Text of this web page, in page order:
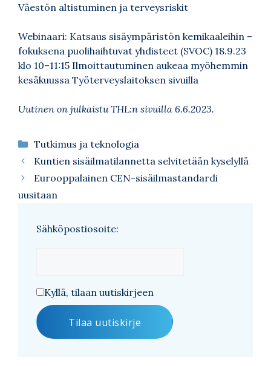
Väestön altistuminen ja terveysriskit
Webinaari: Katsaus sisäympäristön kemikaaleihin –
fokuksena puolihaihtuvat yhdisteet (SVOC) 18.9.23
klo 10–11:15 Ilmoittautuminen aukeaa myöhemmin
kesäkuussa Työterveyslaitoksen sivuilla
Uutinen on julkaistu THL:n sivuilla 6.6.2023.
Kategoriat
Tutkimus ja teknologia
Kuntien sisäilmatilannetta selvitetään kyselyllä
Eurooppalainen CEN-sisäilmastandardi
uusitaan
Sähköpostiosoite:
Kyllä, tilaan uutiskirjeen